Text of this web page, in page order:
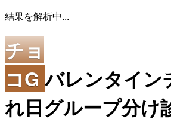
結果を解析中...
チョ
コG バレンタイン
れ日グループ分け